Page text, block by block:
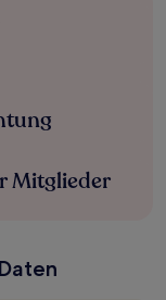
Mitglieder